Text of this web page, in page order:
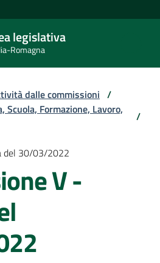
legislativa
Romagna
dalle commissioni /
Scuola, Formazione, Lavoro,
/
del 30/03/2022
V -